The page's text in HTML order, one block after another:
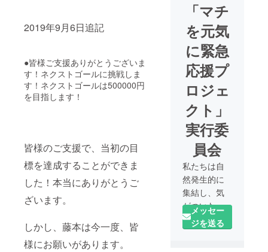
2019年9月6日追記
●皆様ご支援ありがとうございま
す！ネクストゴールに挑戦しま
す！ネクストゴールは500000円
を目指します！
皆様のご支援で、当初の目
標を達成することができま
した！本当にありがとうご
ざいます。
しかし、藤本は今一度、皆
様にお願いがあります。
「マチ
を元気
に緊急
応援プ
ロジェ
クト」
実行委
員会
私たちは自
然発生的に
集結し、気
がついたら
動き始めた
特別になん
メッセー
ジを送る